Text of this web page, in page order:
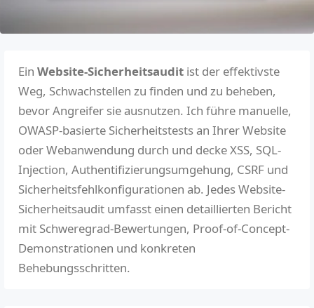
Ein Website-Sicherheitsaudit ist der effektivste
Weg, Schwachstellen zu finden und zu beheben,
bevor Angreifer sie ausnutzen. Ich führe manuelle,
OWASP-basierte Sicherheitstests an Ihrer Website
oder Webanwendung durch und decke XSS, SQL-
Injection, Authentifizierungsumgehung, CSRF und
Sicherheitsfehlkonfigurationen ab. Jedes Website-
Sicherheitsaudit umfasst einen detaillierten Bericht
mit Schweregrad-Bewertungen, Proof-of-Concept-
Demonstrationen und konkreten
Behebungsschritten.